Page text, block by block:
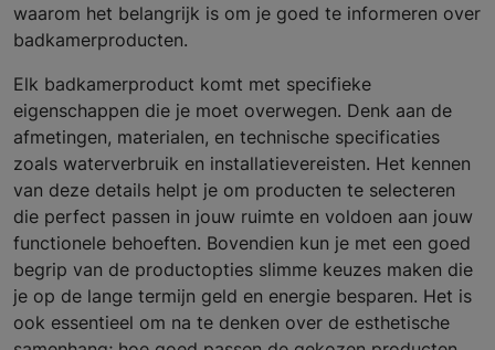
waarom het belangrijk is om je goed te informeren over
badkamerproducten.
Elk badkamerproduct komt met specifieke
eigenschappen die je moet overwegen. Denk aan de
afmetingen, materialen, en technische specificaties
zoals waterverbruik en installatievereisten. Het kennen
van deze details helpt je om producten te selecteren
die perfect passen in jouw ruimte en voldoen aan jouw
functionele behoeften. Bovendien kun je met een goed
begrip van de productopties slimme keuzes maken die
je op de lange termijn geld en energie besparen. Het is
ook essentieel om na te denken over de esthetische